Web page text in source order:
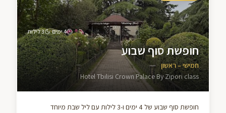
4ימים·
3לילות
חופשת סוף שבוע
חמישי – ראשון
Hotel Tbilisi Crown Palace By Zipori class
חופשת סוף שבוע של 4 ימים ו-3 לילות עם ליל שבת מיוחד